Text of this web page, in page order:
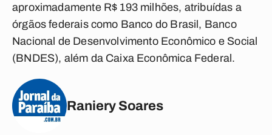
aproximadamente R$ 193 milhões, atribuídas a
órgãos federais como Banco do Brasil, Banco
Nacional de Desenvolvimento Econômico e Social
(BNDES), além da Caixa Econômica Federal.
Raniery Soares